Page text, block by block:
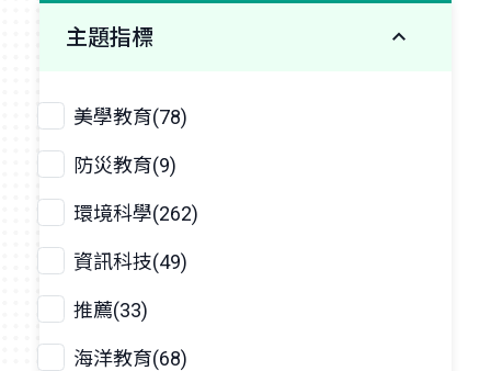
主題指標
美學教育(78)
防災教育(9)
環境科學(262)
資訊科技(49)
推薦(33)
海洋教育(68)